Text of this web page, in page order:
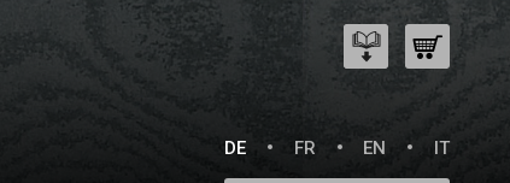
DE
FR EN IT